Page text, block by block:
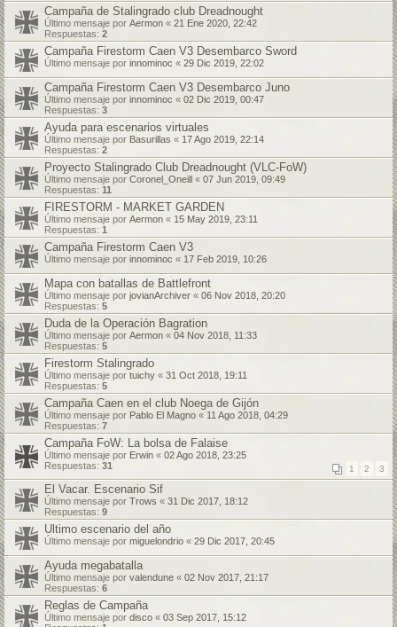
Campaña de Stalingrado club Dreadnought
Último mensaje por Aermon « 21 Ene 2020, 22:42
Respuestas: 2
Campaña Firestorm Caen V3 Desembarco Sword
Último mensaje por innominoc « 29 Dic 2019, 22:02
Campaña Firestorm Caen V3 Desembarco Juno
Último mensaje por innominoc « 02 Dic 2019, 00:47
Respuestas: 3
Ayuda para escenarios virtuales
Último mensaje por Basurillas « 17 Ago 2019, 22:14
Respuestas: 2
Proyecto Stalingrado Club Dreadnought (VLC-FoW)
Último mensaje por Coronel_Oneill « 07 Jun 2019, 09:49
Respuestas: 11
FIRESTORM - MARKET GARDEN
Último mensaje por Aermon « 15 May 2019, 23:11
Respuestas: 1
Campaña Firestorm Caen V3
Último mensaje por innominoc « 17 Feb 2019, 10:26
Mapa con batallas de Battlefront
Último mensaje por jovianArchiver « 06 Nov 2018, 20:20
Respuestas: 5
Duda de la Operación Bagration
Último mensaje por Aermon « 04 Nov 2018, 11:33
Respuestas: 5
Firestorm Stalingrado
Último mensaje por tuichy « 31 Oct 2018, 19:11
Respuestas: 5
Campaña Caen en el club Noega de Gijón
Último mensaje por Pablo El Magno « 11 Ago 2018, 04:29
Respuestas: 7
Campaña FoW: La bolsa de Falaise
Último mensaje por Erwin « 02 Ago 2018, 23:25
Respuestas: 31 1 2 3
El Vacar. Escenario Sif
Último mensaje por Trows « 31 Dic 2017, 18:12
Respuestas: 9
Ultimo escenario del año
Último mensaje por miguelondrio « 29 Dic 2017, 20:45
Ayuda megabatalla
Último mensaje por valendune « 02 Nov 2017, 21:17
Respuestas: 6
Reglas de Campaña
Último mensaje por disco « 03 Sep 2017, 15:12